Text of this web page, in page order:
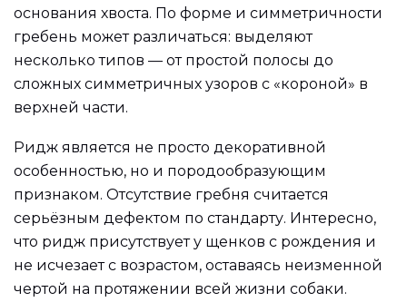
основания хвоста. По форме и симметричности
гребень может различаться: выделяют
несколько типов — от простой полосы до
сложных симметричных узоров с «короной» в
верхней части.
Ридж является не просто декоративной
особенностью, но и породообразующим
признаком. Отсутствие гребня считается
серьёзным дефектом по стандарту. Интересно,
что ридж присутствует у щенков с рождения и
не исчезает с возрастом, оставаясь неизменной
чертой на протяжении всей жизни собаки.